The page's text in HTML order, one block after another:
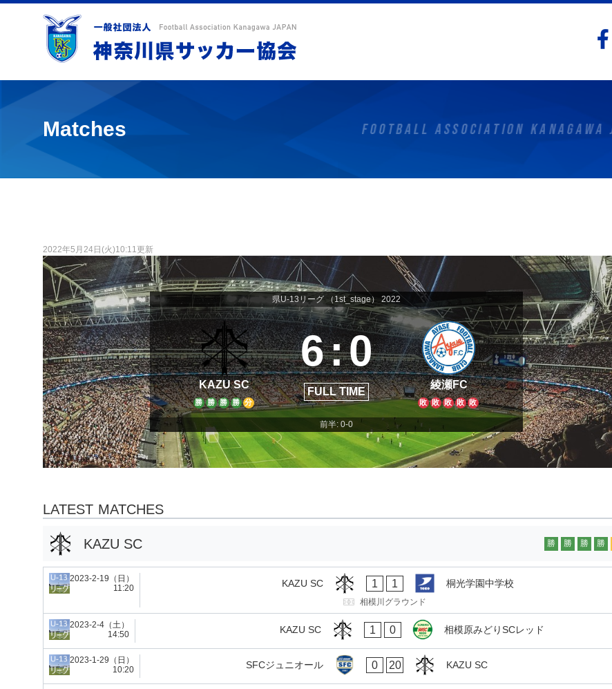
Matches
2022年5月24日(火)10:11更新
県U-13リーグ （1st_stage） 2022
KAZU SC
勝 勝 勝 勝 分
6:0
FULL TIME
綾瀬FC
敗 敗 敗 敗 敗
前半: 0-0
LATEST MATCHES
KAZU SC 勝 勝 勝 勝
2023-2-19（日）
11:20
KAZU SC 1 1 桐光学園中学校
相模川グラウンド
2023-2-4（土）
14:50
KAZU SC 1 0 相模原みどりSCレッド
2023-1-29（日）
10:20
SFCジュニオール 0 20 KAZU SC